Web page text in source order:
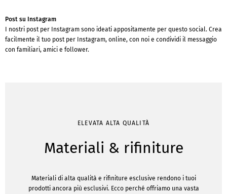
Post su Instagram
I nostri post per Instagram sono ideati appositamente per questo social. Crea
facilmente il tuo post per Instagram, online, con noi e condividi il messaggio
con familiari, amici e follower.
ELEVATA ALTA QUALITÀ
Materiali & rifiniture
Materiali di alta qualità e rifiniture esclusive rendono i tuoi
prodotti ancora più esclusivi. Ecco perché offriamo una vasta